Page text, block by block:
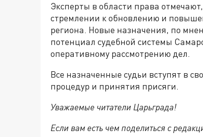
Эксперты в области права
стремлении к обновлению и
региона. Новые назначения, по
потенциал судебной системы
оперативному рассмотрению дел.
Все назначенные судьи вступят в
процедур и принятия присяги.
Уважаемые читатели Царьграда!
Если вам есть чем поделиться с